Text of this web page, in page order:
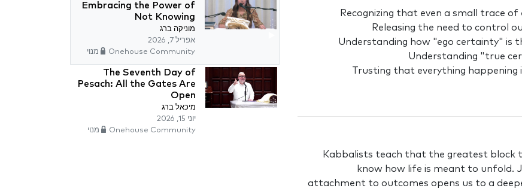
Recognizing that even a small trace
Releasing the need to control
Understanding how "ego certainty"
Understanding "true
Trusting that everything happening
Kabbalists teach that the greatest block
know how life is meant to unfold.
attachment to outcomes opens us to a
Embracing the Power of
Not Knowing
מוניקה ברג
אפריל 7, 2026
Onehouse Community מנוי
The Seventh Day of
Pesach: All the Gates Are
Open
מיכאל ברג
יוני 15, 2026
Onehouse Community מנוי